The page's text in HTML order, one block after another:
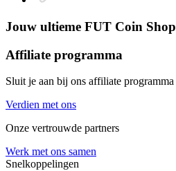
Jouw ultieme FUT Coin Shop
Affiliate programma
Sluit je aan bij ons affiliate programma
Verdien met ons
Onze vertrouwde partners
Werk met ons samen
Snelkoppelingen